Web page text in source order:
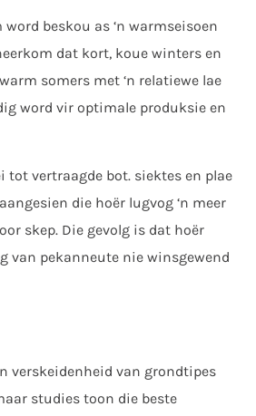
beskou as ‘n warmseisoen
dat kort, koue winters en
somers met ‘n relatiewe lae
word vir optimale produksie en
tot vertraagde bot. siektes en plae
die hoër lugvog ‘n meer
skep. Die gevolg is dat hoër
van pekanneute nie winsgewend
verskeidenheid van grondtipes
studies toon die beste